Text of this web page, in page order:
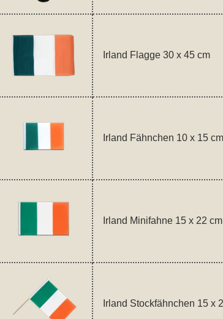
Irland Flagge 30 x 45 cm
Irland Fähnchen 10 x 15 cm
Irland Minifahne 15 x 22 cm
Irland Stockfähnchen 15 x